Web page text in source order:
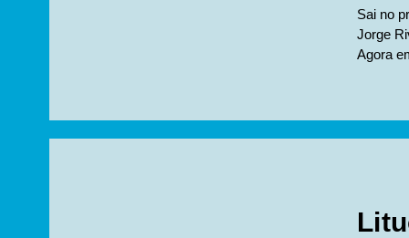
Sai no
Jorge
Agora